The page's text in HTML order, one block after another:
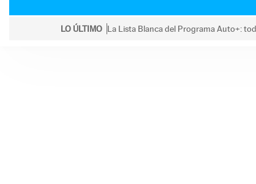
LO ÚLTIMO La Lista Blanca del Programa Auto+: